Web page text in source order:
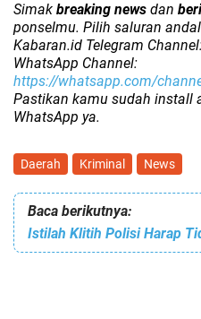
Simak breaking news dan
ponselmu. Pilih saluran
Kabaran.id Telegram
WhatsApp Channel:
https://whatsapp.com/
Pastikan kamu sudah install
WhatsApp ya.
Daerah Kriminal News
Baca berikutnya: